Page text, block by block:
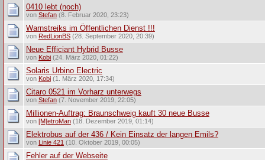
0410 lebt (noch)
von Stefan(8. Februar 2020, 23:23)
Warnstreiks im Öffentlichen Dienst !!!
von RedLionBS(28. September 2020, 20:39)
Neue Efficiant Hybrid Busse
von Kobi(24. März 2020, 01:22)
Solaris Urbino Electric
von Kobi(1. März 2020, 17:34)
Citaro 0521 im Vorharz unterwegs
von Stefan(7. November 2019, 22:05)
Millionen-Auftrag: Braunschweig kauft 30 neue Busse
von [M]etroMan(18. Dezember 2019, 01:14)
Elektrobus auf der 436 / Kein Einsatz der langen Emils?
von Linie 421(10. Oktober 2019, 00:05)
Fehler auf der Webseite